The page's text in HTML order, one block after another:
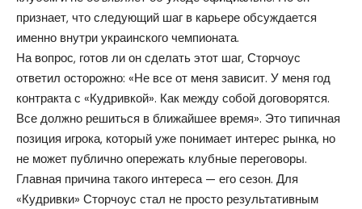
признает, что следующий шаг в карьере обсуждается
именно внутри украинского чемпионата.
На вопрос, готов ли он сделать этот шаг, Сторчоус
ответил осторожно: «Не все от меня зависит. У меня год
контракта с «Кудривкой». Как между собой договорятся.
Все должно решиться в ближайшее время». Это типичная
позиция игрока, который уже понимает интерес рынка, но
не может публично опережать клубные переговоры.
Главная причина такого интереса — его сезон. Для
«Кудривки» Сторчоус стал не просто результативным